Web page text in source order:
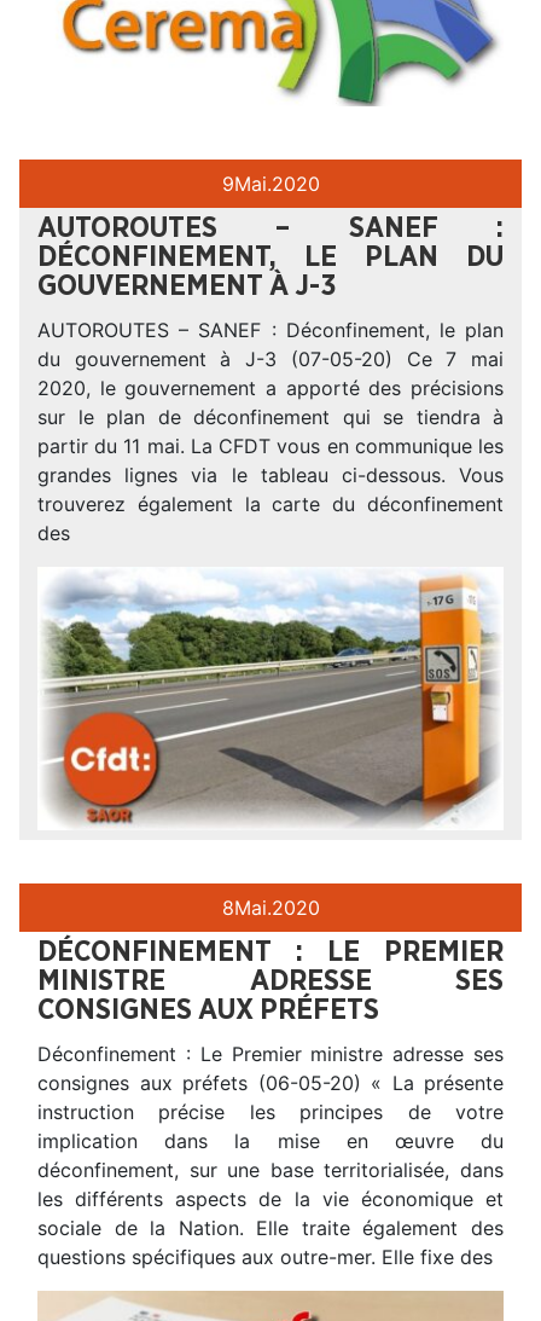
9Mai.2020
AUTOROUTES – SANEF :
DÉCONFINEMENT, LE PLAN DU
GOUVERNEMENT À J-3
AUTOROUTES – SANEF : Déconfinement, le plan
du gouvernement à J-3 (07-05-20) Ce 7 mai
2020, le gouvernement a apporté des précisions
sur le plan de déconfinement qui se tiendra à
partir du 11 mai. La CFDT vous en communique les
grandes lignes via le tableau ci-dessous. Vous
trouverez également la carte du déconfinement
des
8Mai.2020
DÉCONFINEMENT : LE PREMIER
MINISTRE ADRESSE SES
CONSIGNES AUX PRÉFETS
Déconfinement : Le Premier ministre adresse ses
consignes aux préfets (06-05-20) « La présente
instruction précise les principes de votre
implication dans la mise en œuvre du
déconfinement, sur une base territorialisée, dans
les différents aspects de la vie économique et
sociale de la Nation. Elle traite également des
questions spécifiques aux outre-mer. Elle fixe des